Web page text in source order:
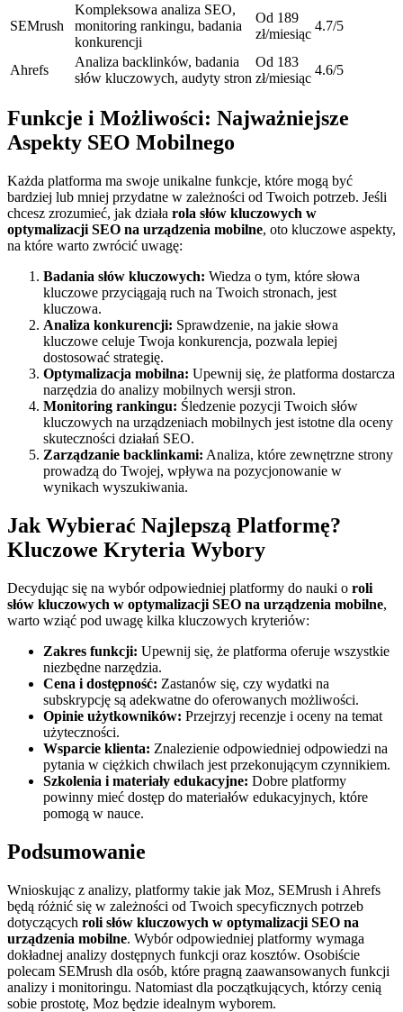
SEMrush
Kompleksowa analiza SEO,
monitoring rankingu, badania
konkurencji
Od 189
zł/miesiąc
4.7/5
Ahrefs
Analiza backlinków, badania
słów kluczowych, audyty stron
Od 183
zł/miesiąc
4.6/5
Funkcje i Możliwości: Najważniejsze
Aspekty SEO Mobilnego
Każda platforma ma swoje unikalne funkcje, które mogą być
bardziej lub mniej przydatne w zależności od Twoich potrzeb. Jeśli
chcesz zrozumieć, jak działa rola słów kluczowych w
optymalizacji SEO na urządzenia mobilne, oto kluczowe aspekty,
na które warto zwrócić uwagę:
Badania słów kluczowych: Wiedza o tym, które słowa
kluczowe przyciągają ruch na Twoich stronach, jest
kluczowa.
Analiza konkurencji: Sprawdzenie, na jakie słowa
kluczowe celuje Twoja konkurencja, pozwala lepiej
dostosować strategię.
Optymalizacja mobilna: Upewnij się, że platforma dostarcza
narzędzia do analizy mobilnych wersji stron.
Monitoring rankingu: Śledzenie pozycji Twoich słów
kluczowych na urządzeniach mobilnych jest istotne dla oceny
skuteczności działań SEO.
Zarządzanie backlinkami: Analiza, które zewnętrzne strony
prowadzą do Twojej, wpływa na pozycjonowanie w
wynikach wyszukiwania.
Jak Wybierać Najlepszą Platformę?
Kluczowe Kryteria Wybory
Decydując się na wybór odpowiedniej platformy do nauki o roli
słów kluczowych w optymalizacji SEO na urządzenia mobilne,
warto wziąć pod uwagę kilka kluczowych kryteriów:
Zakres funkcji: Upewnij się, że platforma oferuje wszystkie
niezbędne narzędzia.
Cena i dostępność: Zastanów się, czy wydatki na
subskrypcję są adekwatne do oferowanych możliwości.
Opinie użytkowników: Przejrzyj recenzje i oceny na temat
użyteczności.
Wsparcie klienta: Znalezienie odpowiedniej odpowiedzi na
pytania w ciężkich chwilach jest przekonującym czynnikiem.
Szkolenia i materiały edukacyjne: Dobre platformy
powinny mieć dostęp do materiałów edukacyjnych, które
pomogą w nauce.
Podsumowanie
Wnioskując z analizy, platformy takie jak Moz, SEMrush i Ahrefs
będą różnić się w zależności od Twoich specyficznych potrzeb
dotyczących roli słów kluczowych w optymalizacji SEO na
urządzenia mobilne. Wybór odpowiedniej platformy wymaga
dokładnej analizy dostępnych funkcji oraz kosztów. Osobiście
polecam SEMrush dla osób, które pragną zaawansowanych funkcji
analizy i monitoringu. Natomiast dla początkujących, którzy cenią
sobie prostotę, Moz będzie idealnym wyborem.